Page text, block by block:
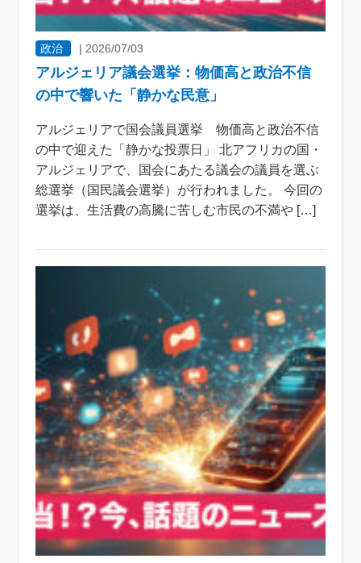
政治 |2026/07/03
アルジェリア議会選挙：物価高と政治不信
の中で響いた「静かな民意」
アルジェリアで国会議員選挙 物価高と政治不信
の中で迎えた「静かな投票日」 北アフリカの国・
アルジェリアで、国会にあたる議会の議員を選ぶ
総選挙（国民議会選挙）が行われました。 今回の
選挙は、生活費の高騰に苦しむ市民の不満や […]